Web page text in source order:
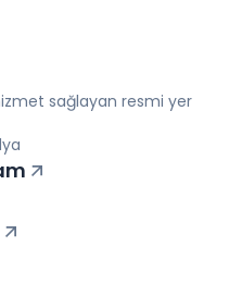
sağlayan resmi yer